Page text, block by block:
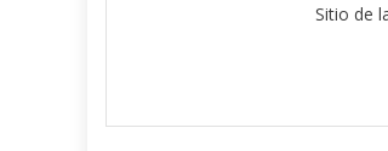
Sitio de